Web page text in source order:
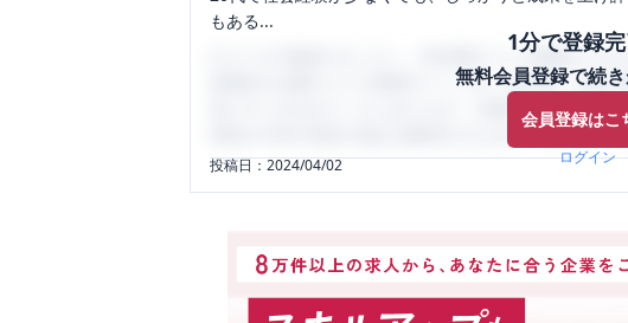
もある...
1分で登録完
無料会員登録で続
会員登録はこ
ログイン
口コミを1投稿するごとに、30日間口コミの閲覧ができ
性限定の企業口コミの投稿サイトです。給与面・女性
気にすべき点がたくさんあります。先輩社員（元社員
将来の不安や現在の悩みを解消するために、ぜひサイト
投稿日：2024/04/02